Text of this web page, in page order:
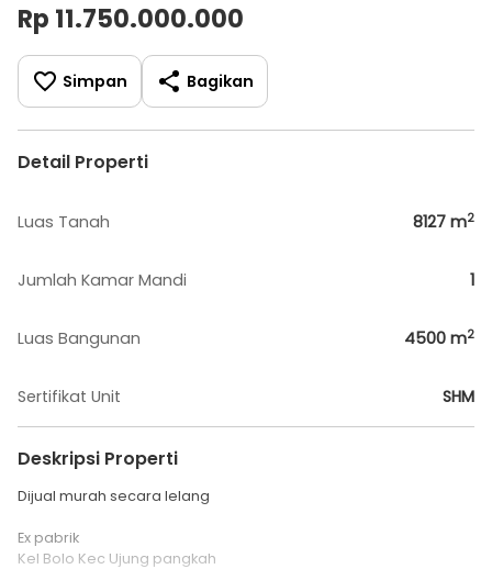
Rp 11.750.000.000
Simpan Bagikan
Detail Properti
Luas Tanah 8127 m2
Jumlah Kamar Mandi 1
Luas Bangunan 4500 m2
Sertifikat Unit SHM
Deskripsi Properti
Dijual murah secara lelang
Ex pabrik
Kel Bolo Kec Ujung pangkah